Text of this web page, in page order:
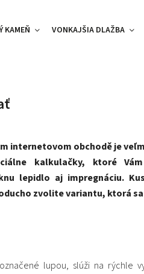
KAMEŇ VONKAJŠIA DLAŽBA
internetovom obchodě je
kalkulačky, ktoré
lepidlo aj impregnáciu.
zvolite variantu, ktorá sa
lupou, slúži na rýchle